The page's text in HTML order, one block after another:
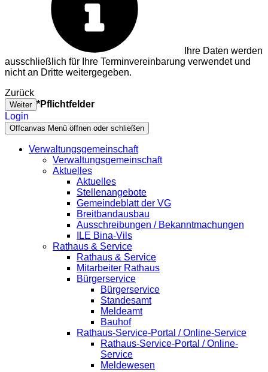
Ihre Daten werden
ausschließlich für Ihre Terminvereinbarung verwendet und
nicht an Dritte weitergegeben.
Zurück
Weiter *Pflichtfelder
Login
Offcanvas Menü öffnen oder schließen
Verwaltungsgemeinschaft
Verwaltungsgemeinschaft
Aktuelles
Aktuelles
Stellenangebote
Gemeindeblatt der VG
Breitbandausbau
Ausschreibungen / Bekanntmachungen
ILE Bina-Vils
Rathaus & Service
Rathaus & Service
Mitarbeiter Rathaus
Bürgerservice
Bürgerservice
Standesamt
Meldeamt
Bauhof
Rathaus-Service-Portal / Online-Service
Rathaus-Service-Portal / Online-
Service
Meldewesen